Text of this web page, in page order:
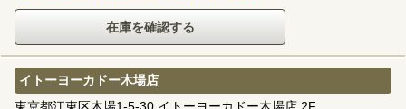
イトーヨーカドー木場店